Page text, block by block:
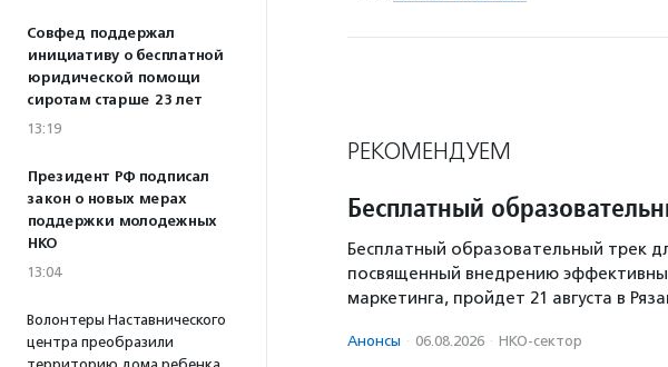
Совфед поддержал
инициативу о бесплатной
юридической помощи
сиротам старше 23 лет
13:19
Президент РФ подписал
закон о новых мерах
поддержки молодежных
НКО
13:04
Волонтеры Наставнического
центра преобразили
РЕКОМЕНДУЕМ
Бесплатный
Бесплатный образовательный трек
посвященный внедрению
маркетинга, пройдет 21 августа в
Анонсы · 06.08.2026 · НКО-сектор